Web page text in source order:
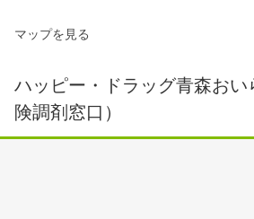
マップを見る
ハッピー・ドラッグ青森お
険調剤窓口）